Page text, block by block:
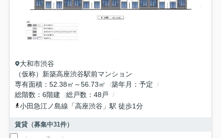
大和市渋谷
（仮称）新築高座渋谷駅前マンション
専有面積
52.38㎡～56.73㎡ 築年月
予定
総階数
6階建 総戸数
48戸
小田急江ノ島線 「高座渋谷 」駅 徒歩1分
賃貸（募集中31件）